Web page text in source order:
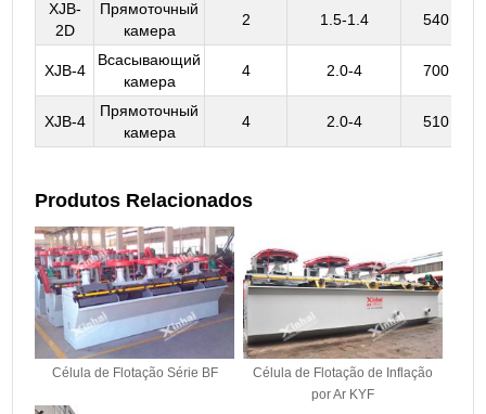
XJB-
2D
Прямоточный
камера
2 1.5-1.4 540
XJB-4
Всасывающий
камера
4 2.0-4 700
XJB-4
Прямоточный
камера
4 2.0-4 510
Produtos Relacionados
Célula de Flotação Série BF
Célula de Flotação de Inflação
por Ar KYF